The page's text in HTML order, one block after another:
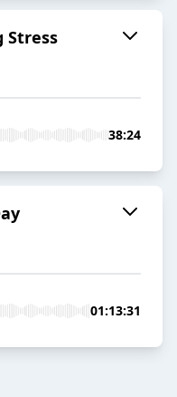
Stress
38:24
01:13:31